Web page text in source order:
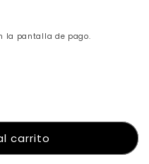
la pantalla de pago.
carrito
a meses
crédito
al carrito yelige